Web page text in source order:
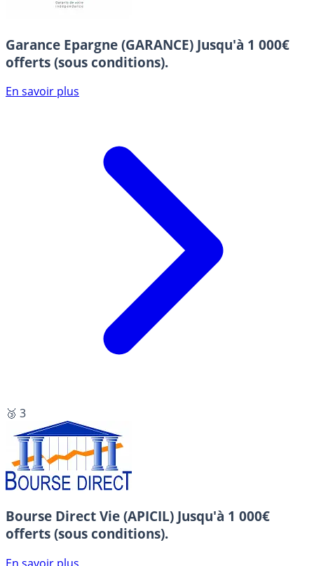
Garance Epargne (GARANCE) Jusqu'à 1 000€
offerts (sous conditions).
En savoir plus
🥉 3
Bourse Direct Vie (APICIL) Jusqu'à 1 000€
offerts (sous conditions).